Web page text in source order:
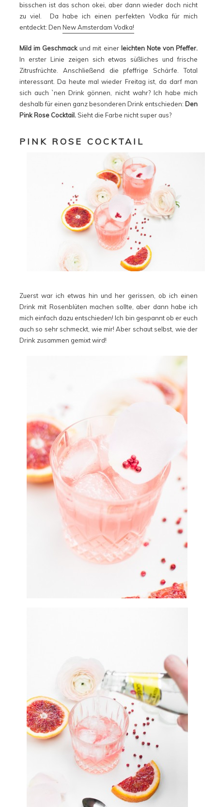
bisschen ist das schon okei, aber dann wieder doch nicht
zu viel. Da habe ich einen perfekten Vodka für mich
entdeckt: Den New Amsterdam Vodka!
Mild im Geschmack und mit einer leichten Note von Pfeffer.
In erster Linie zeigen sich etwas süßliches und frische
Zitrusfrüchte. Anschließend die pfeffrige Schärfe. Total
interessant. Da heute mal wieder Freitag ist, da darf man
sich auch `nen Drink gönnen, nicht wahr? Ich habe mich
deshalb für einen ganz besonderen Drink entschieden: Den
Pink Rose Cocktail.Sieht die Farbe nicht super aus?
PINK ROSE COCKTAIL
Zuerst war ich etwas hin und her gerissen, ob ich einen
Drink mit Rosenblüten machen sollte, aber dann habe ich
mich einfach dazu entschieden! Ich bin gespannt ob er euch
auch so sehr schmeckt, wie mir! Aber schaut selbst, wie der
Drink zusammen gemixt wird!